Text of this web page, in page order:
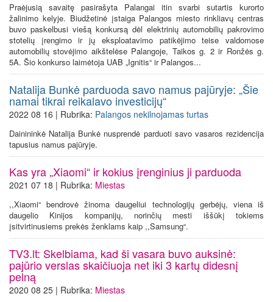
Praėjusią savaitę pasirašyta Palangai itin svarbi sutartis kurorto
žalinimo kelyje. Biudžetinė įstaiga Palangos miesto rinkliavų centras
buvo paskelbusi viešą konkursą dėl elektrinių automobilių pakrovimo
stotelių įrengimo ir jų eksploatavimo patikėjimo teise valdomose
automobilių stovėjimo aikštelėse Palangoje, Taikos g. 2 ir Ronžės g.
5A. Šio konkurso laimėtoja UAB „Ignitis“ ir Palangos...
Natalija Bunkė parduoda savo namus pajūryje: „Šie
namai tikrai reikalavo investicijų“
2022 08 16 | Rubrika: Palangos nekilnojamas turtas
Dainininkė Natalija Bunkė nusprendė parduoti savo vasaros rezidencija
tapusius namus pajūryje.
Kas yra „Xiaomi“ ir kokius įrenginius ji parduoda
2021 07 18 | Rubrika: Miestas
,,Xiaomi“ bendrovė žinoma daugeliui technologijų gerbėjų, viena iš
daugelio Kinijos kompanijų, norinčių mesti iššūkį tokiems
įsitvirtinusiems prekės ženklams kaip ,,Samsung“.
TV3.lt: Skelbiama, kad ši vasara buvo auksinė:
pajūrio verslas skaičiuoja net iki 3 kartų didesnį
pelną
2020 08 25 | Rubrika: Miestas